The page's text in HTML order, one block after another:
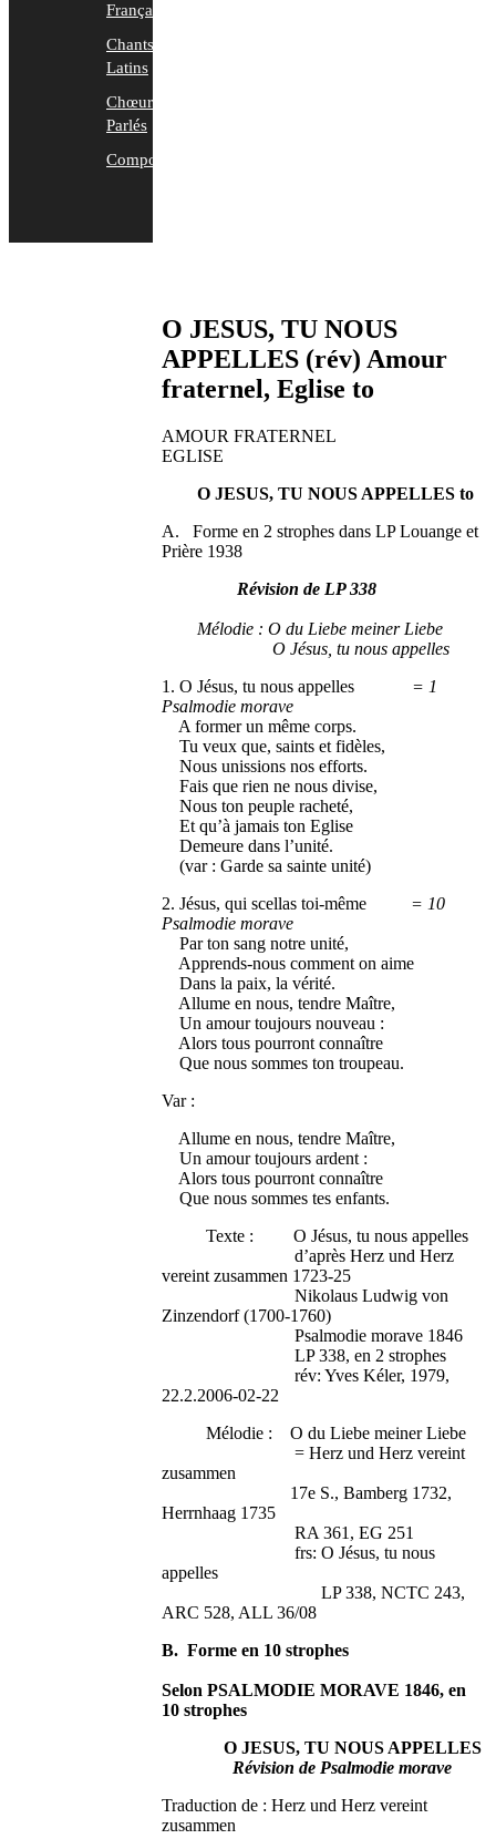
O JESUS, TU NOUS
APPELLES (rév) Amour
fraternel, Eglise to
AMOUR FRATERNEL
EGLISE
O JESUS, TU NOUS APPELLES to
A. Forme en 2 strophes dans LP Louange et
Prière 1938
Révision de LP 338
Mélodie : O du Liebe meiner Liebe
O Jésus, tu nous appelles
1. O Jésus, tu nous appelles
= 1
Psalmodie morave
A former un même corps.
Tu veux que, saints et fidèles,
Nous unissions nos efforts.
Fais que rien ne nous divise,
Nous ton peuple racheté,
Et qu’à jamais ton Eglise
Demeure dans l’unité.
(var : Garde sa sainte unité)
2. Jésus, qui scellas toi-même = 10
Psalmodie morave
Par ton sang notre unité,
Apprends-nous comment on aime
Dans la paix, la vérité.
Allume en nous, tendre Maître,
Un amour toujours nouveau :
Alors tous pourront connaître
Que nous sommes ton troupeau.
Var :
Allume en nous, tendre Maître,
Un amour toujours ardent :
Alors tous pourront connaître
Que nous sommes tes enfants.
Texte : O Jésus, tu nous appelles
d’après Herz und Herz
vereint zusammen 1723-25
Nikolaus Ludwig von
Zinzendorf (1700-1760)
Psalmodie morave 1846
LP 338, en 2 strophes
rév: Yves Kéler, 1979,
22.2.2006-02-22
Mélodie : O du Liebe meiner Liebe
= Herz und Herz vereint
zusammen
17e S., Bamberg 1732,
Herrnhaag 1735
RA 361, EG 251
frs: O Jésus, tu nous
appelles
LP 338, NCTC 243,
ARC 528, ALL 36/08
B. Forme en 10 strophes
Selon PSALMODIE MORAVE 1846, en
10 strophes
O JESUS, TU NOUS APPELLES
Révision de Psalmodie morave
Traduction de : Herz und Herz vereint
zusammen
Français
Chants
Latins
Chœurs
Parlés
Compositions